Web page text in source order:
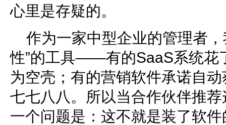
心里是存疑的。
作为一家中型企业的管理者
性”的工具——有的SaaS系统花
为空壳；有的营销软件承诺自
七七八八。所以当合作伙伴推
一个问题是：这不就是装了软